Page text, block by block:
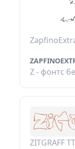
Z - фонтс
ZITGRAFF